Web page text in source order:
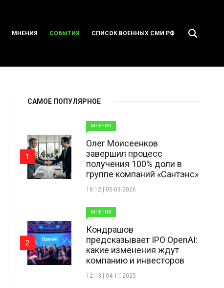
МНЕНИЯ СОБЫТИЯ СПИСОК ВОЕННЫХ СМИ РФ
САМОЕ ПОПУЛЯРНОЕ
МНЕНИЯ
Олег Моисеенков
завершил процесс
получения 100% доли в
группе компаний «Сантэнс»
18:12 | 05-03-2026
1
МНЕНИЯ
Кондрашов
предсказывает IPO OpenAI:
какие изменения ждут
компанию и инвесторов
12:13 | 04-11-2025
2